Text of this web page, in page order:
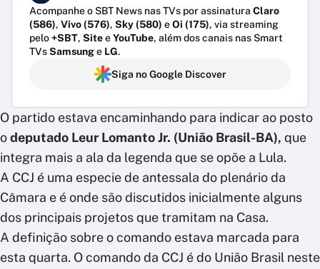
Acompanhe o SBT News nas TVs por assinatura Claro
(586), Vivo (576), Sky (580) eOi (175), via streaming
pelo+SBT, SiteeYouTube, além dos canais nas Smart
TVsSamsunge LG.
Siga no Google Discover
O partido estava encaminhando para indicar ao posto
odeputado Leur Lomanto Jr. (União Brasil-BA), que
integra mais a ala da legenda que se opõe a Lula.
A CCJ é uma especie de antessala do plenário da
Câmara e é onde são discutidos inicialmente alguns
dos principais projetos que tramitam na Casa.
A definição sobre o comando estava marcada para
esta quarta. O comando da CCJ é do União Brasil neste